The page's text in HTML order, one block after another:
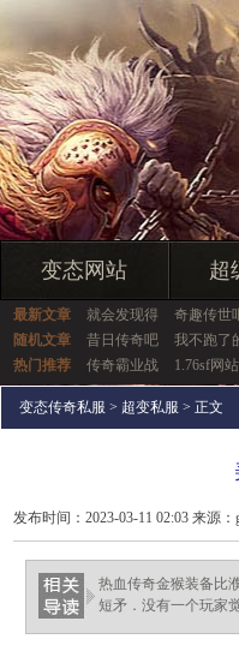
变态网站 超
最新文章 就会发现得 奇趣传世
随机文章
昔日传奇吧 我不跑了
热门推荐
传奇霸业战 1.76sf网站
变态传奇私服 > 超变私服 > 正文
发布时间：2023-03-11 02:03 来源：
热血传奇金猴装备比
短矛．没有一个玩家